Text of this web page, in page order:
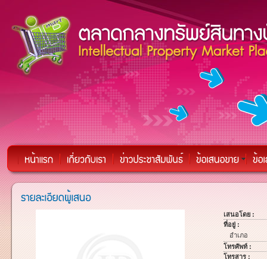
เสนอโดย :
ที่อยู่ :
อำเภอ
โทรศัพท์ :
โทรสาร :